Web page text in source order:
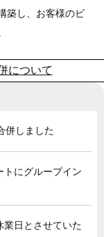
築し、お客様のビ
について
併しました
トにグループイン
業日とさせていた